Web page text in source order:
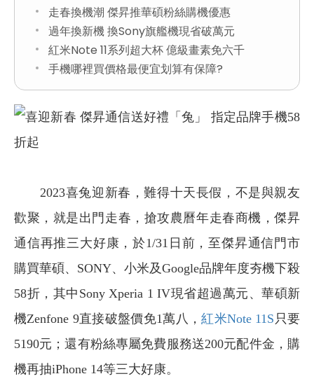
走春換機潮 傑昇推華碩粉絲購機優惠
過年換新機 換Sony旗艦機現省破萬元
紅米Note 11系列超大杯 億級畫素免六千
手機哪裡買價格最便宜划算有保障?
2023喜兔迎新春，難得十天長假，不是與親友
歡聚，就是出門走春，搶攻農曆年走春商機，傑昇
通信再推三大好康，於1/31日前，至傑昇通信門市
購買華碩、SONY、小米及Google品牌年度夯機下殺
58折，其中Sony Xperia 1 IV現省超過萬元、華碩新
機Zenfone 9直接破盤價免1萬八，紅米Note 11S 只要
5190元；還有粉絲專屬免費服務送200元配件金，購
機再抽iPhone 14等三大好康。